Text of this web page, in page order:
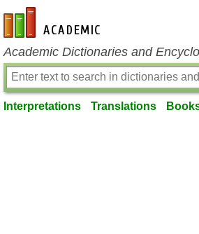
en-academic.com
Academic Dictionaries and
Interpretations Translations